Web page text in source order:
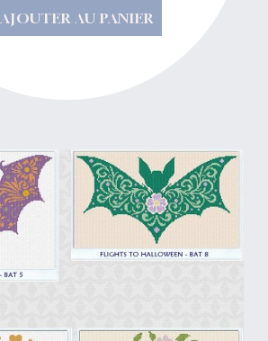
AJOUTER AU PANIER